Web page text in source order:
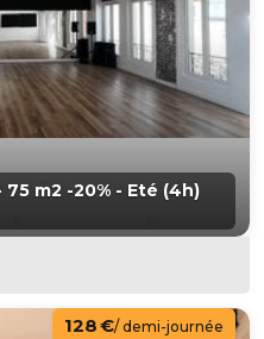
75 m2 -20% - Eté (4h)
128 €/ demi-journée